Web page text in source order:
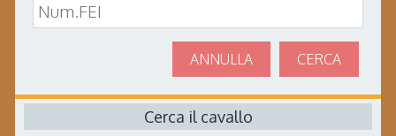
CERCA
ANNULLA
Cerca il cavallo